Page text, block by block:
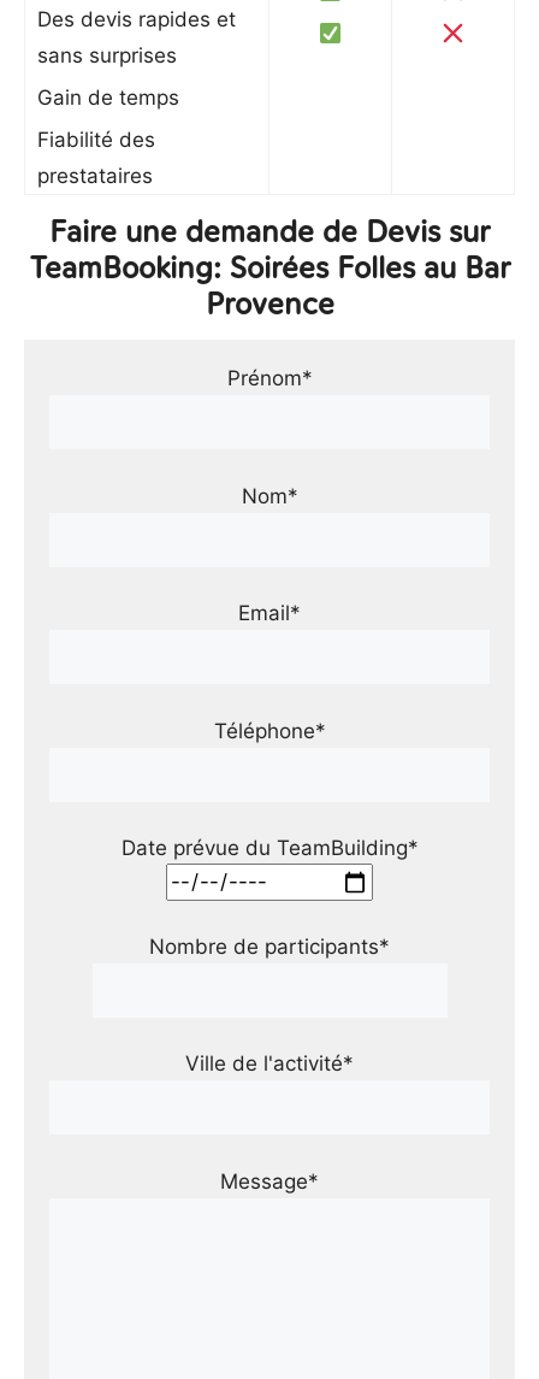
Des devis rapides et
sans surprises
Gain de temps
Fiabilité des
prestataires
Faire une demande de Devis sur
TeamBooking: Soirées Folles au Bar
Provence
Prénom*
Nom*
Email*
Téléphone*
Date prévue du TeamBuilding*
Nombre de participants*
Ville de l'activité*
Message*